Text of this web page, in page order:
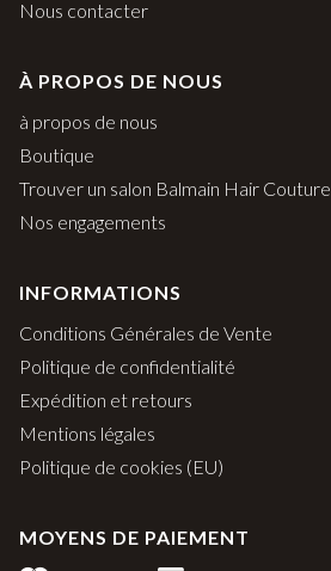
Nous contacter
À PROPOS DE NOUS
à propos de nous
Boutique
Trouver un salon Balmain Hair Couture
Nos engagements
INFORMATIONS
Conditions Générales de Vente
Politique de confidentialité
Expédition et retours
Mentions légales
Politique de cookies (EU)
MOYENS DE PAIEMENT